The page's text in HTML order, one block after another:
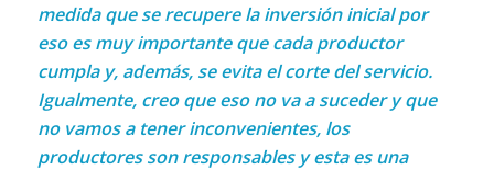
medida que se recupere la inversión inicial por
eso es muy importante que cada productor
cumpla y, además, se evita el corte del servicio.
Igualmente, creo que eso no va a suceder y que
no vamos a tener inconvenientes, los
productores son responsables y esta es una